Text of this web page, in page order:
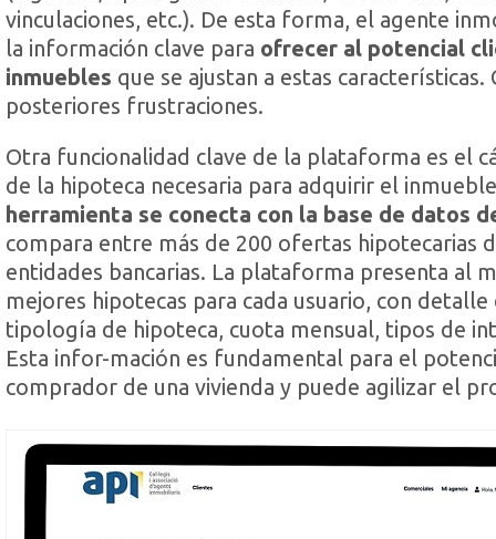
vinculaciones, etc.). De esta forma, el agente
la información clave para ofrecer al potencial
inmuebles que se ajustan a estas características.
posteriores frustraciones.
Otra funcionalidad clave de la plataforma es el
de la hipoteca necesaria para adquirir el
herramienta se conecta con la base de datos
compara entre más de 200 ofertas hipotecarias
entidades bancarias. La plataforma presenta al
mejores hipotecas para cada usuario, con detalle
tipología de hipoteca, cuota mensual, tipos de
Esta infor-mación es fundamental para el
comprador de una vivienda y puede agilizar el